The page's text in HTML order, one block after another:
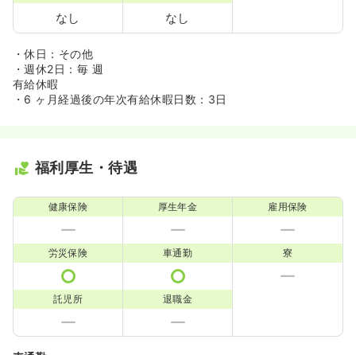
なし なし
・休日：その他
・週休2日：毎 週
有給休暇
・6 ヶ月経過後の年次有給休暇日数：3日
福利厚生・待遇
健康保険 厚生年金 雇用保険
労災保険 車通勤 寮
託児所 退職金